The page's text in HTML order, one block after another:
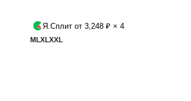
Я.Сплит от 3,248 ₽ × 4
M LXLXXL